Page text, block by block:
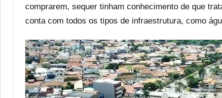
comprarem, sequer tinham conhecimento de que
conta com todos os tipos de infraestrutura, como